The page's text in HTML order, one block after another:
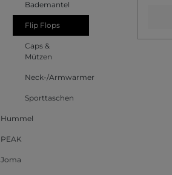
Bademantel
Flip Flops
Caps &
Mützen
Neck-/Armwarmer
Sporttaschen
Hummel
PEAK
Joma